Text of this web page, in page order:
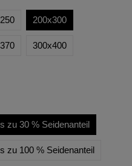
200x300
300x400
zu 30 % Seidenanteil
zu 100 % Seidenanteil